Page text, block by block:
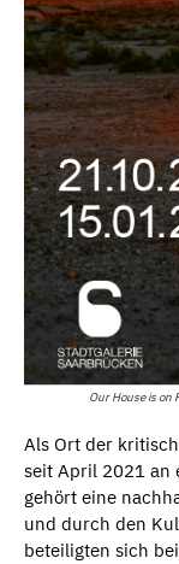
Our House is on
Als Ort der
seit April 2021 an
gehört eine
und durch den
beteiligten sich